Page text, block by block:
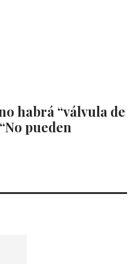
habrá “válvula de
pueden